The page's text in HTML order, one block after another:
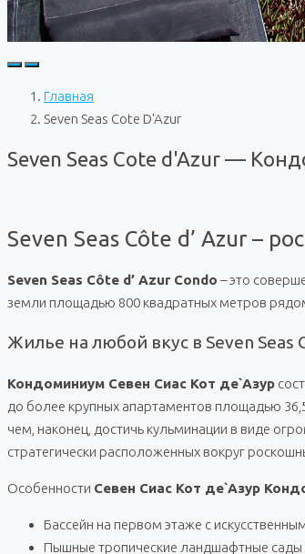
Главная
Seven Seas Cote D'Azur
Seven Seas Cote d'Azur —
Seven Seas Côte d’ Azur –
Seven Seas Côte d’ Azur Condo – это
земли площадью 800 квадратных метров
Жилье на любой вкус в Seven Seas
Кондоминиум Севен Сиас Кот де`Азур
до более крупных апартаментов площадью
чем, наконец, достичь кульминации в виде
стратегически расположенных вокруг
Особенности Севен Сиас Кот де`Азур
Бассейн на первом этаже с
Пышные тропические ландшафтные сады